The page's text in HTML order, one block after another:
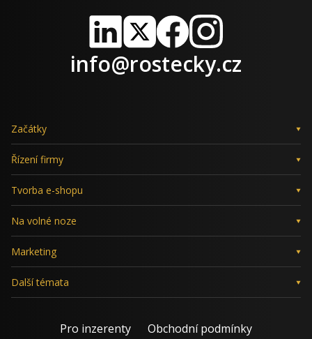
LinkedIn
X FacebookInstagram
info@rostecky.cz
Začátky
Řízení firmy
Tvorba e-shopu
Na volné noze
Marketing
Další témata
Pro inzerenty Obchodní podmínky